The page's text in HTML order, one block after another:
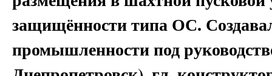
защищённости типа ОС.
промышленности под